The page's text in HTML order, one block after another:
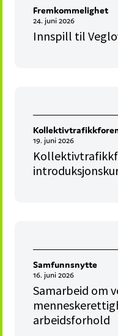
Fremkommelighet
24. juni 2026
Innspill til
19. juni 2026
Samfunnsnytte
16. juni 2026
Samarbeid om
arbeidsforhold